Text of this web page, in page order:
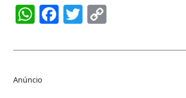
WhatsApp
Facebook
Twitter
Anúncio